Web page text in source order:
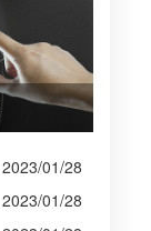
2023/01/28
2023/01/28